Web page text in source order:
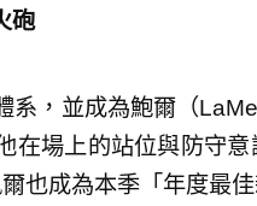
砲
系，並成為鮑爾（
在場上的站位與防守
也成為本季「年度最